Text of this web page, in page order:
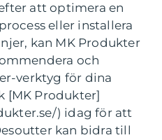
att optimera en
eller installera
kan MK Produkter
och
verktyg för dina
[MK Produkter]
) idag för att
kan bidra till